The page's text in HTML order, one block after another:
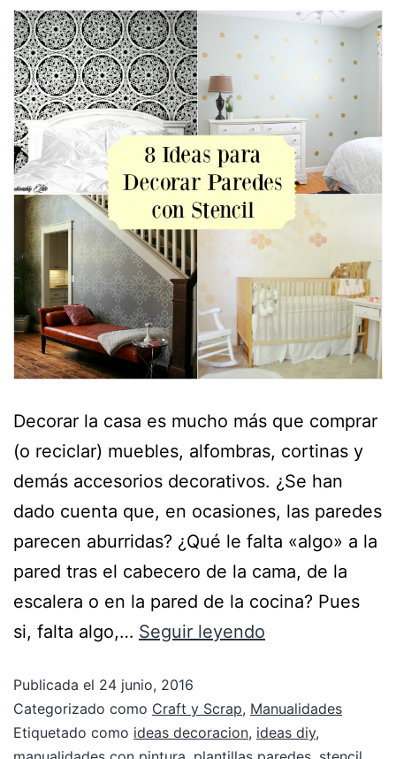
Decorar la casa es mucho más que comprar
(o reciclar) muebles, alfombras, cortinas y
demás accesorios decorativos. ¿Se han
dado cuenta que, en ocasiones, las paredes
parecen aburridas? ¿Qué le falta «algo» a la
pared tras el cabecero de la cama, de la
escalera o en la pared de la cocina? Pues
si, falta algo,… Seguir leyendo
Publicada el 24 junio, 2016
Categorizado como Craft y Scrap, Manualidades
Etiquetado como ideas decoracion, ideas diy,